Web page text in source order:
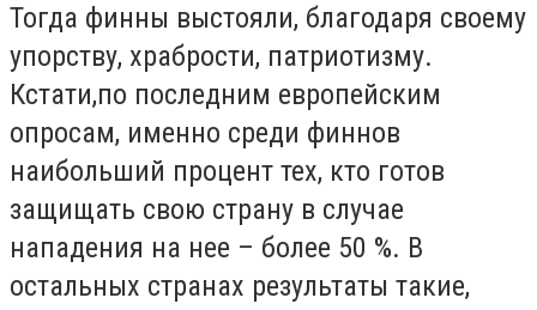
Тогда финны выстояли, благодаря своему
упорству, храбрости, патриотизму.
Кстати,по последним европейским
опросам, именно среди финнов
наибольший процент тех, кто готов
защищать свою страну в случае
нападения на нее – более 50 %. В
остальных странах результаты такие,